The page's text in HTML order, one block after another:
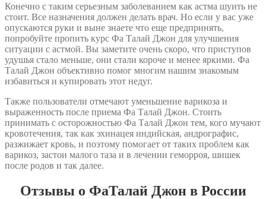
Конечно с таким серьезным заболеванием как астма шуить не
стоит. Все назначения должен делать врач. Но если у вас уже
опускаются руки и выне знаете что еще предпринять,
попробуйте пропить курс Фа Талай Джон для улучшения
ситуации с астмой. Вы заметите очень скоро, что приступов
удушья стало меньше, они стали короче и менее яркими. Фа
Талай Джон объективно помог многим нашим знакомым
избавиться и купировать этот недуг.
Также пользователи отмечают уменьшение варикоза и
выраженность после приема Фа Талай Джон. Стоить
принимать с осторожностью Фа Талай Джон тем, кого мучают
кровотечения, так как эхинацея индийская, андрографис,
разжижает кровь, и поэтому помогает от таких проблем как
варикоз, застои малого таза и в лечении геморроя, шишек
после родов и так далее.
Отзывы о ФаТалай Джон в России